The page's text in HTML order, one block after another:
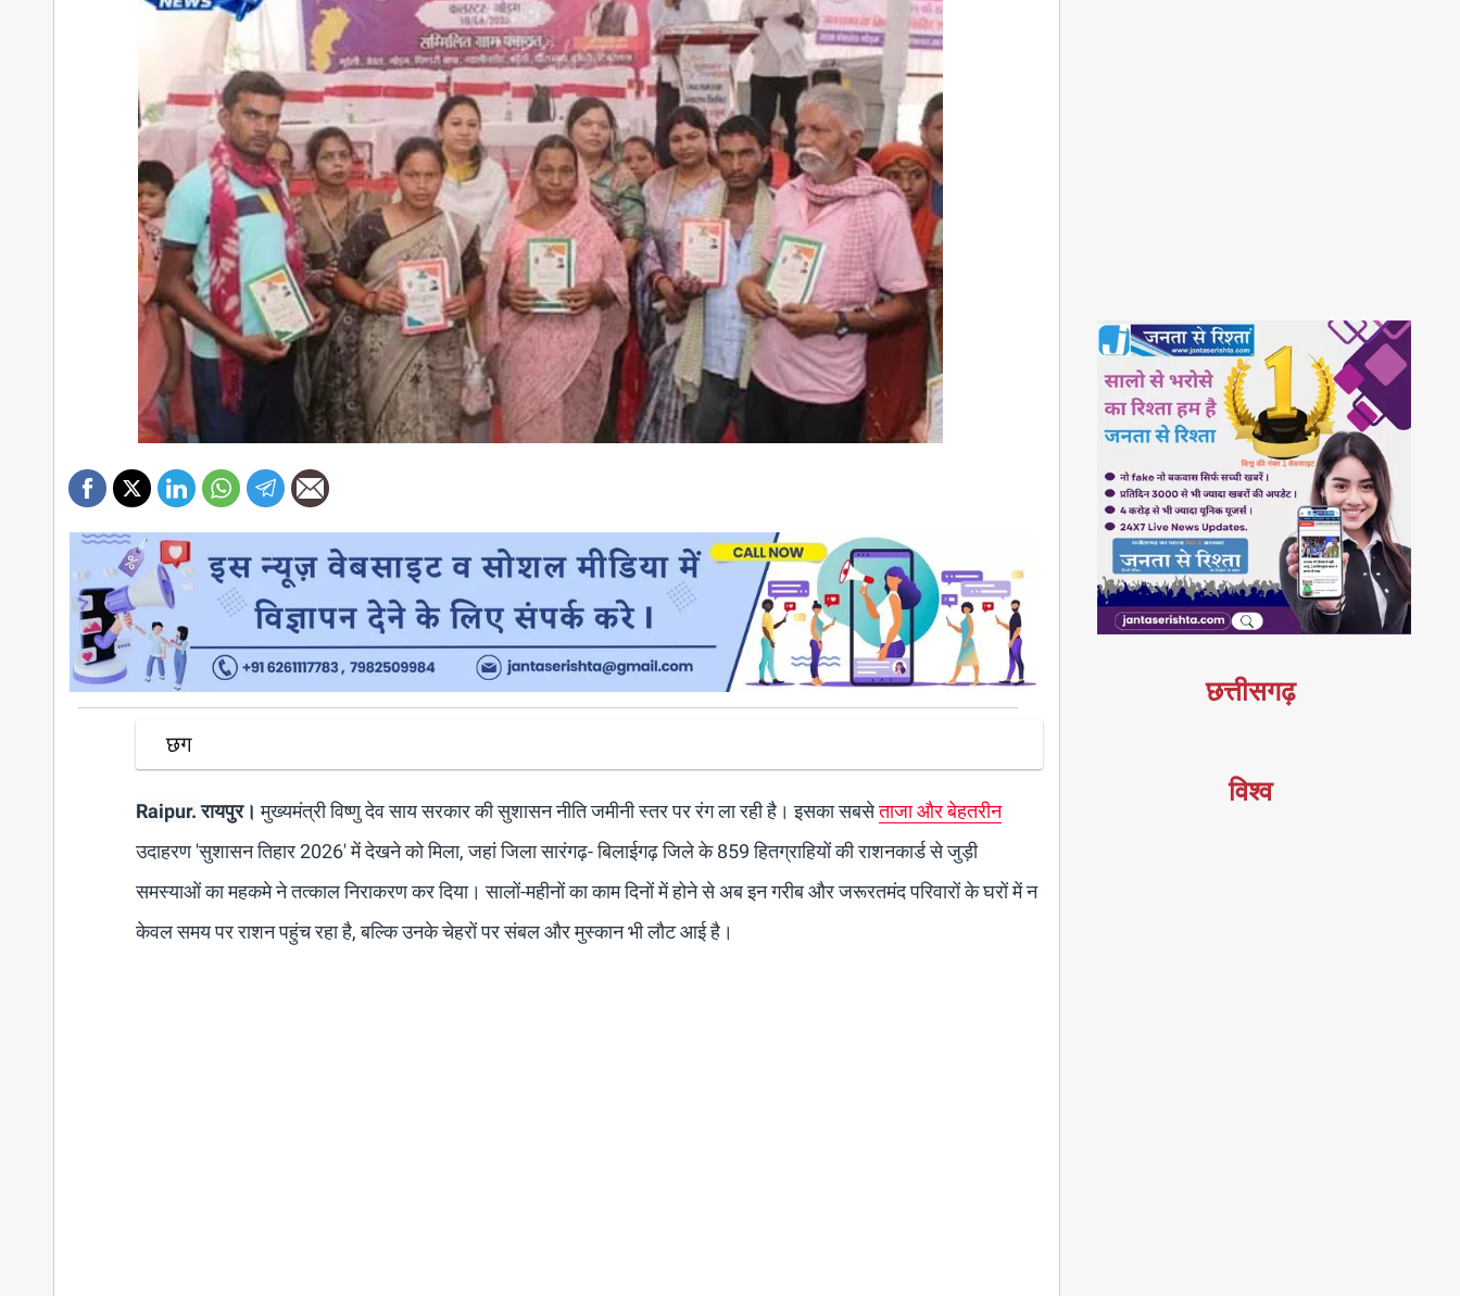
छग
Raipur.रायपुर। मुख्यमंत्री विष्णु देव साय सरकार की सुशासन नीति जमीनी स्तर पर रंग ला रही है। इसका सबसेताजा और बेहतरीन
उदाहरण 'सुशासन तिहार 2026' में देखने को मिला, जहां जिला सारंगढ़- बिलाईगढ़ जिले के 859 हितग्राहियों की राशनकार्ड से जुड़ी
समस्याओं का महकमे ने तत्काल निराकरण कर दिया। सालों-महीनों का काम दिनों में होने से अब इन गरीब और जरूरतमंद परिवारों के घरों में न
केवल समय पर राशन पहुंच रहा है, बल्कि उनके चेहरों पर संबल और मुस्कान भी लौट आई है।
छत्तीसगढ़
विश्व